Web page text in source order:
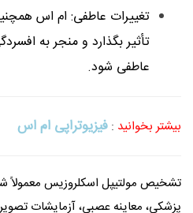
تغییرات عاطفی: ام اس
تأثیر بگذارد و منجر به
عاطفی شود.
بیشتر بخوانید : فیزیوتراپی ام اس
تشخیص مولتیپل اسکلروزیس معمولاً